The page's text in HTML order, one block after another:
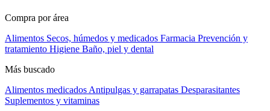
Compra por área
Alimentos Secos, húmedos y medicados Farmacia Prevención y
tratamiento Higiene Baño, piel y dental
Más buscado
Alimentos medicados Antipulgas y garrapatas Desparasitantes
Suplementos y vitaminas